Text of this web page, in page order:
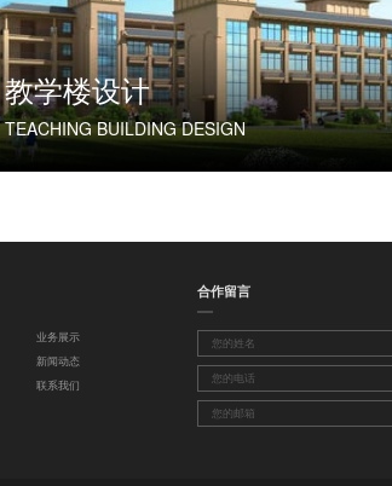
教学楼设计
TEACHING BUILDING DESIGN
业务展示
新闻动态
联系我们
合作留言